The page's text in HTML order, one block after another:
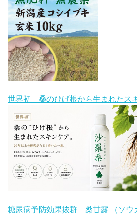
世界初 桑のひげ根から生まれたス
糖尿病予防効果抜群 桑甘露 （ソウ